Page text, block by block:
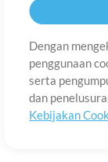
Dengan
penggunaan
serta
dan
Kebijakan